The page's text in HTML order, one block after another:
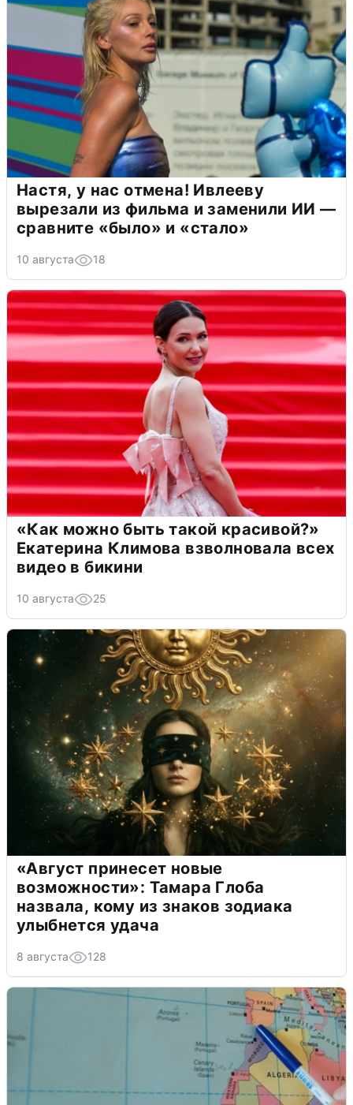
Настя, у нас отмена! Ивлееву
вырезали из фильма и заменили ИИ —
сравните «было» и «стало»
10 августа 18
«Как можно быть такой красивой?»
Екатерина Климова взволновала всех
видео в бикини
10 августа 25
«Август принесет новые
возможности»: Тамара Глоба
назвала, кому из знаков зодиака
улыбнется удача
8 августа 128